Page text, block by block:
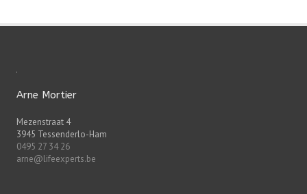
Arne Mortier
Mezenstraat 4
3945 Tessenderlo-Ham
0495 27 34 26
arne@lifeexperts.be